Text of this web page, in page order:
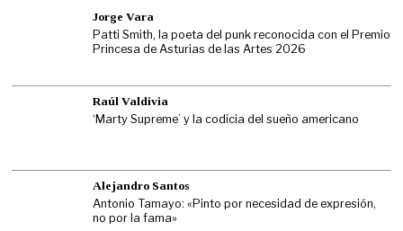
Jorge Vara
Patti Smith, la poeta del punk reconocida con el Premio
Princesa de Asturias de las Artes 2026
Raúl Valdivia
‘Marty Supreme’ y la codicia del sueño americano
Alejandro Santos
Antonio Tamayo: «Pinto por necesidad de expresión,
no por la fama»